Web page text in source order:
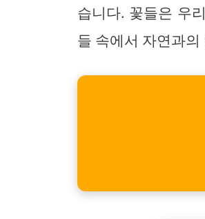
습니다. 꽃들은 우
들 속에서 자연과